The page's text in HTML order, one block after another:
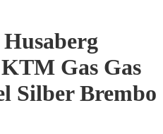
Gas Gas
Silber Brembo